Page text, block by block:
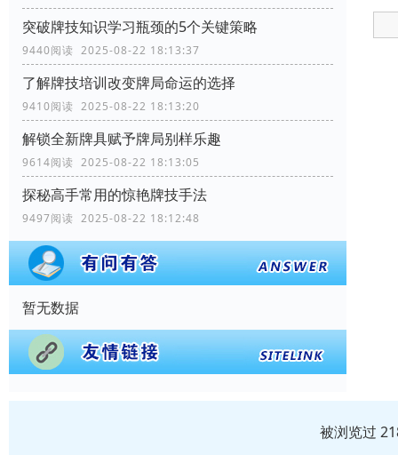
突破牌技知识学习瓶颈的5个关键策略
9440阅读 2025-08-22 18:13:37
了解牌技培训改变牌局命运的选择
9410阅读 2025-08-22 18:13:20
解锁全新牌具赋予牌局别样乐趣
9614阅读 2025-08-22 18:13:05
探秘高手常用的惊艳牌技手法
9497阅读 2025-08-22 18:12:48
暂无数据
被浏览过